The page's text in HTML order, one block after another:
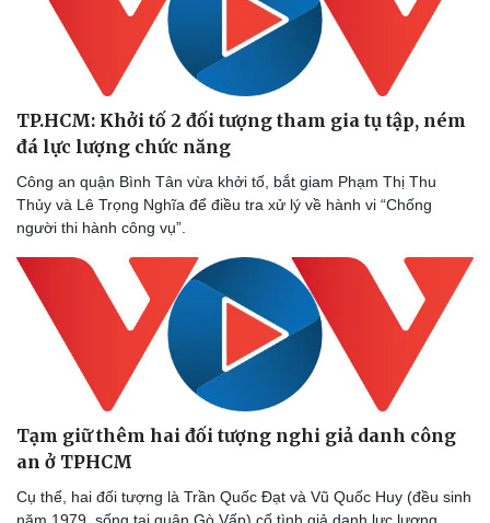
Sức khỏe
Dinh dưỡng - món ngon
Cây thuốc
Sản phụ khoa
Nhi khoa
Nam khoa
Làm đẹp - giảm cân
Phòng mạch online
Ăn sạch sống khỏe
Đời sống
Blog
Tình yêu - Gia đình
TP.HCM: Khởi tố 2 đối tượng tham gia tụ tập, ném
đá lực lượng chức năng
Công an quận Bình Tân vừa khởi tố, bắt giam Phạm Thị Thu
Thủy và Lê Trọng Nghĩa để điều tra xử lý về hành vi “Chống
người thi hành công vụ”.
Tạm giữ thêm hai đối tượng nghi giả danh công
an ở TPHCM
Cụ thể, hai đối tượng là Trần Quốc Đạt và Vũ Quốc Huy (đều sinh